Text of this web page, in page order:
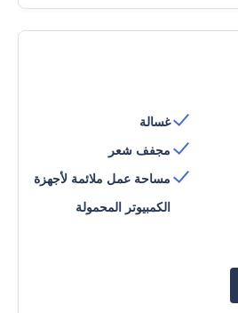
غسالة
مجفف شعر
مساحة عمل ملائمة لأجهزة
الكمبيوتر المحمولة